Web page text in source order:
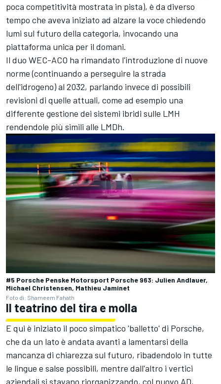
poca competitività mostrata in pista), è da diverso
tempo che aveva iniziato ad alzare la voce chiedendo
lumi sul futuro della categoria, invocando una
piattaforma unica per il domani.
Il duo WEC-ACO ha rimandato l'introduzione di nuove
norme (continuando a perseguire la strada
dell'idrogeno) al 2032, parlando invece di possibili
revisioni di quelle attuali, come ad esempio una
differente gestione dei sistemi ibridi sulle LMH
rendendole più simili alle LMDh.
#5 Porsche Penske Motorsport Porsche 963: Julien Andlauer,
Michael Christensen, Mathieu Jaminet
Foto di: Shameem Fahath
Il teatrino del tira e molla
E qui è iniziato il poco simpatico 'balletto' di Porsche,
che da un lato è andata avanti a lamentarsi della
mancanza di chiarezza sul futuro, ribadendolo in tutte
le lingue e salse possibili, mentre dall'altro i vertici
aziendali si stavano riorganizzando, col nuovo AD,